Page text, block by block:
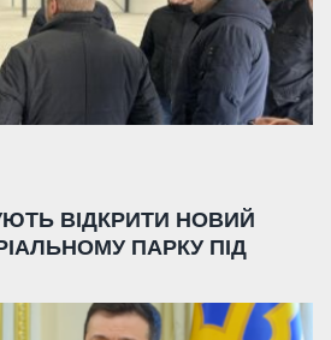
ВІДКРИТИ НОВИЙ
ПАРКУ ПІД